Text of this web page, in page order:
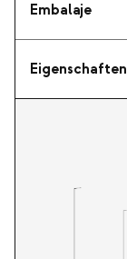
Embalaje
Eigenschaften